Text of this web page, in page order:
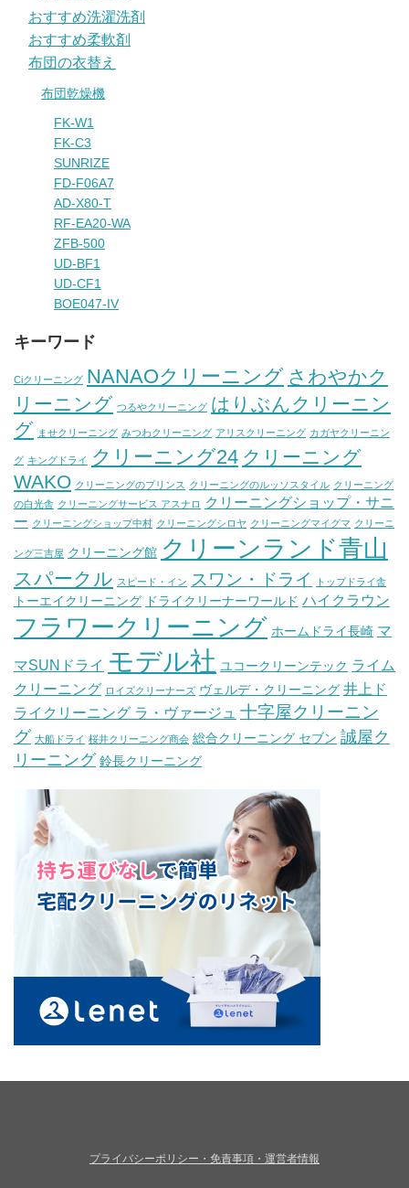
おすすめ洗濯洗剤
おすすめ柔軟剤
布団の衣替え
布団乾燥機
FK-W1
FK-C3
SUNRIZE
FD-F06A7
AD-X80-T
RF-EA20-WA
ZFB-500
UD-BF1
UD-CF1
BOE047-IV
キーワード
Ciクリーニング NANAOクリーニング さわやかク
リーニング つるやクリーニング はりぶんクリーニン
グ ませクリーニング みつわクリーニング アリスクリーニング カガヤクリーニン
グ キングドライ クリーニング24 クリーニング
WAKO クリーニングのプリンス クリーニングのルッソスタイル クリーニング
の白光舎 クリーニングサービス アスナロ
クリーニングショップ・サニ
ー クリーニングショップ中村 クリーニングシロヤ クリーニングマイグマ クリーニ
ング三吉屋 クリーニング館 クリーンランド青山
スパークル スピード・イン スワン・ドライ トップドライ舎
トーエイクリーニング ドライクリーナーワールド ハイクラウン
フラワークリーニング ホームドライ長崎 マ
マSUNドライ モデル社 ユコークリーンテック ライム
クリーニング ロイズクリーナーズ ヴェルデ・クリーニング 井上ド
ライクリーニング ラ・ヴァージュ 十字屋クリーニン
グ 大船ドライ 桜井クリーニング商会 総合クリーニング セブン 誠屋ク
リーニング 鈴長クリーニング
プライバシーポリシー・免責事項・運営者情報